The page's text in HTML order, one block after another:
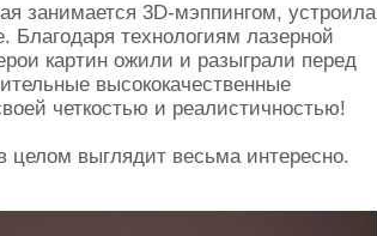
занимается 3D-мэппингом, устроила
Благодаря технологиям лазерной
картин ожили и разыграли перед
высококачественные
четкостью и реалистичностью!
целом выглядит весьма интересно.